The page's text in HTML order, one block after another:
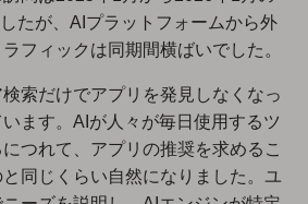
たが、AIプラットフォームから外
フィックは同期間横ばいでした。
索だけでアプリを発見しなくなっ
ます。AIが人々が毎日使用するツ
つれて、アプリの推奨を求めるこ
同じくらい自然になりました。ユ